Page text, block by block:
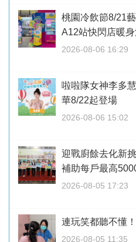
桃園冷飲節8/21
A12站快閃店暖
2026-08-06 16:29
啦啦隊女神李多
華8/22起登場
2026-08-06 15:02
迎戰廚餘去化新
補助每戶最高
2026-08-05 17:23
連玩笑都聽不懂
2026-08-05 11:35